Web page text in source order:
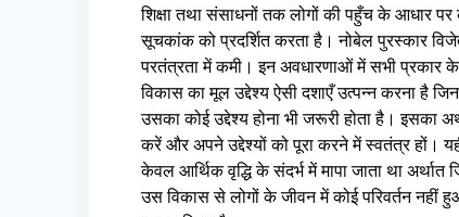
शिक्षा तथा संसाधनों तक लोगों की पहुँच के आधार
सूचकांक को प्रदर्शित करता है। नोबेल पुरस्कार
परतंत्रता में कमी। इन अवधारणाओं में सभी प्रकार
विकास का मूल उद्देश्य ऐसी दशाएँ उत्पन्न करना है
उसका कोई उद्देश्य होना भी जरूरी होता है। इसका
करें और अपने उद्देश्यों को पूरा करने में स्वतंत्र हों।
केवल आर्थिक वृद्धि के संदर्भ में मापा जाता था अर्थात
उस विकास से लोगों के जीवन में कोई परिवर्तन नहीं